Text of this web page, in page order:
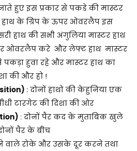
हुए इस प्रकार से पकडे की मास्टर
हाथ के ग्रिप के ऊपर ओवरलैप इस
हाथ की सभी अंगुलिया मास्टर हाथ
ओवरलैप करे और लेफ्ट हाथ मास्टर
हुवा रहे और मास्टर हाथ का
की और हो !
: दोनों हाथो की केहुनिया एक
टारगेट की दिशा की ओर
: दोनों पैर कद के मुताबिक खुले
पैर के बीच
वाले रोके और उसके दूर करने तथा